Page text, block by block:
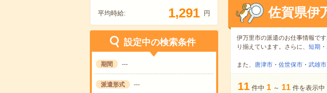
平均時給: 1,291 円
設定中の検索条件
期間 ---
派遣形式 ---
佐賀県伊
伊万里市の派遣のお仕事情報です
り揃えています。さらに、 短期 ・
また、 唐津市・ 佐世保市・ 武雄市
11 件中 1 ～ 11 件を表示中